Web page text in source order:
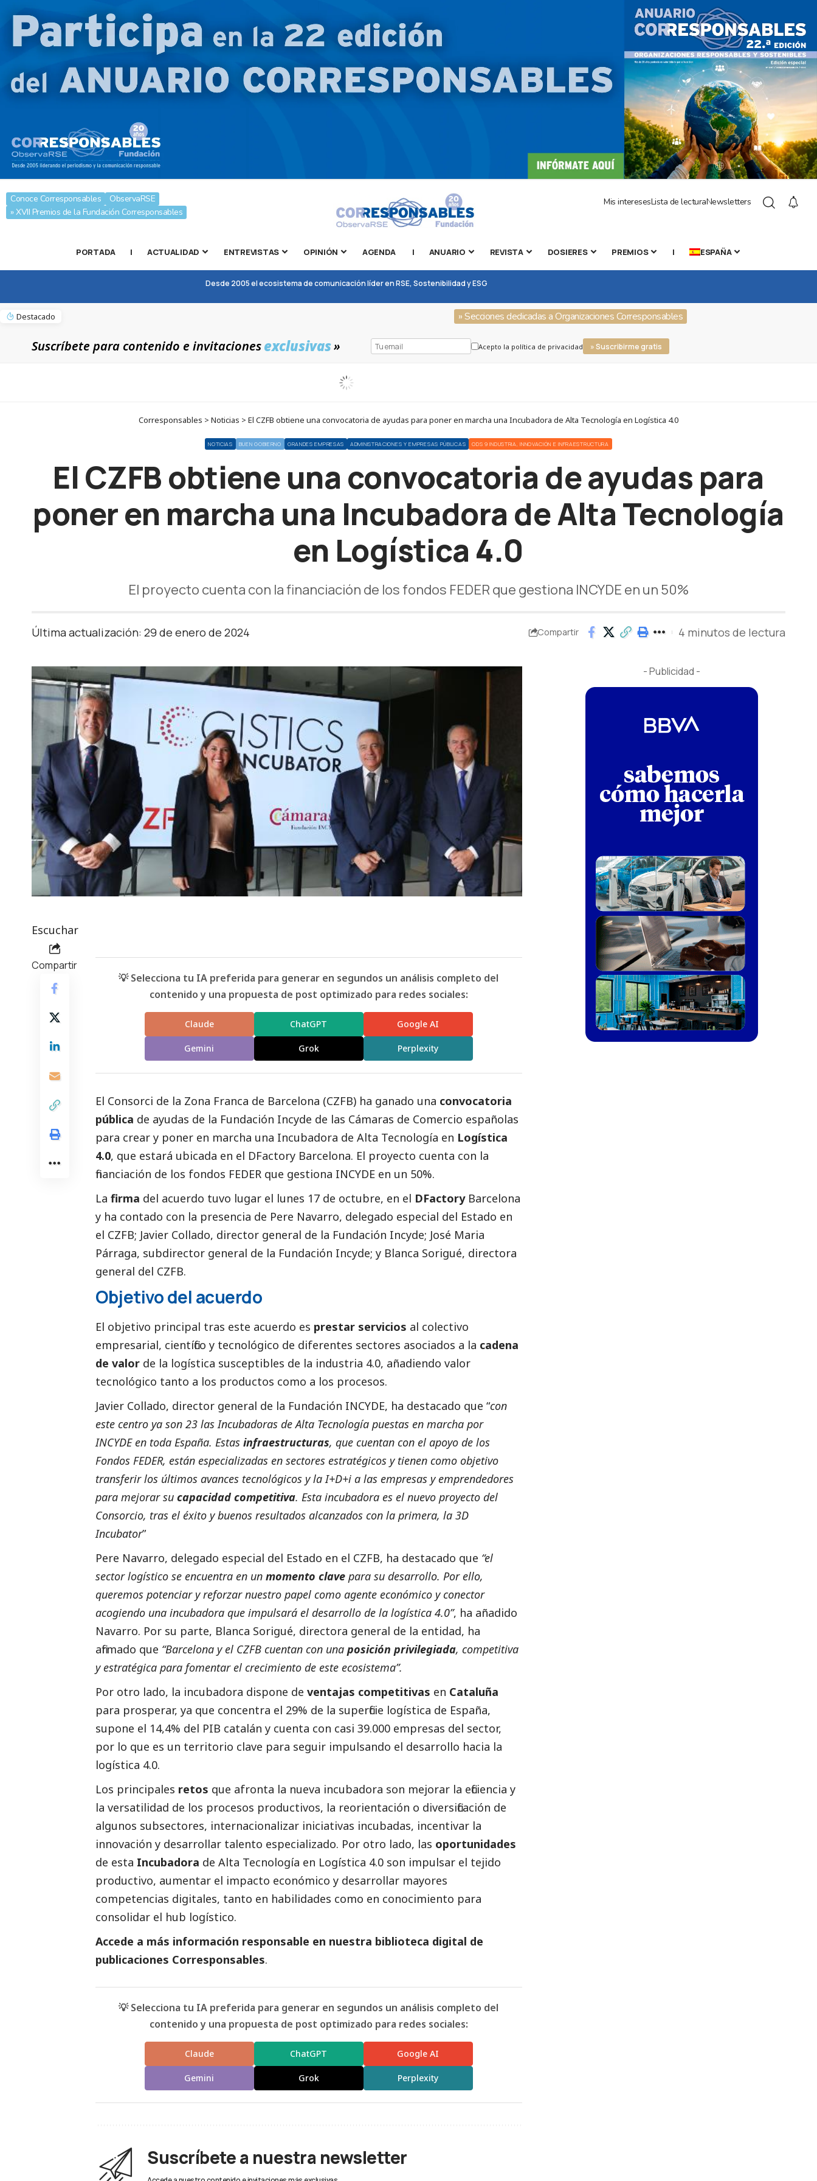
Conoce Corresponsables
ObservaRSE
» XVII Premios de la Fundación Corresponsables
Mis interesesLista de lecturaNewsletters
PORTADA | ACTUALIDAD ENTREVISTAS OPINIÓN AGENDA | ANUARIO REVISTA DOSIERES PREMIOS | ESPAÑA
Desde 2005 el ecosistema de comunicación líder en RSE, Sostenibilidad y ESG
Destacado » Secciones dedicadas a Organizaciones Corresponsables
Suscríbete para contenido e invitacionesexclusivas» Acepto la política de privacidad » Suscribirme gratis
Corresponsables > Noticias > El CZFB obtiene una convocatoria de ayudas para poner en marcha una Incubadora de Alta Tecnología en Logística 4.0
NOTICIAS BUEN GOBIERNO GRANDES EMPRESAS ADMINISTRACIONES Y EMPRESAS PÚBLICAS ODS 9 INDUSTRIA, INNOVACIÓN E INFRAESTRUCTURA
El CZFB obtiene una convocatoria de ayudas para
poner en marcha una Incubadora de Alta Tecnología
en Logística 4.0
El proyecto cuenta con la financiación de los fondos FEDER que gestiona INCYDE en un 50%
Última actualización: 29 de enero de 2024 Compartir 4 minutos de lectura
Escuchar
Compartir
💡 Selecciona tu IA preferida para generar en segundos un análisis completo del
contenido y una propuesta de post optimizado para redes sociales:
Claude ChatGPT Google AI
Gemini Grok Perplexity
El Consorci de la Zona Franca de Barcelona (CZFB) ha ganado una convocatoria
pública de ayudas de la Fundación Incyde de las Cámaras de Comercio españolas
para crear y poner en marcha una Incubadora de Alta Tecnología en Logística
4.0, que estará ubicada en el DFactory Barcelona. El proyecto cuenta con la
financiación de los fondos FEDER que gestiona INCYDE en un 50%.
La firma del acuerdo tuvo lugar el lunes 17 de octubre, en el DFactoryBarcelona
y ha contado con la presencia de Pere Navarro, delegado especial del Estado en
el CZFB; Javier Collado, director general de la Fundación Incyde; José Maria
Párraga, subdirector general de la Fundación Incyde; y Blanca Sorigué, directora
general del CZFB.
Objetivo del acuerdo
El objetivo principal tras este acuerdo es prestar servicios al colectivo
empresarial, científico y tecnológico de diferentes sectores asociados a la cadena
de valor de la logística susceptibles de la industria 4.0, añadiendo valor
tecnológico tanto a los productos como a los procesos.
Javier Collado, director general de la Fundación INCYDE, ha destacado que “con
este centro ya son 23 las Incubadoras de Alta Tecnología puestas en marcha por
INCYDE en toda España. Estas infraestructuras, que cuentan con el apoyo de los
Fondos FEDER, están especializadas en sectores estratégicos y tienen como objetivo
transferir los últimos avances tecnológicos y la I+D+i a las empresas y emprendedores
para mejorar su capacidad competitiva. Esta incubadora es el nuevo proyecto del
Consorcio, tras el éxito y buenos resultados alcanzados con la primera, la 3D
Incubator”
Pere Navarro, delegado especial del Estado en el CZFB, ha destacado que “el
sector logístico se encuentra en un momento clave para su desarrollo. Por ello,
queremos potenciar y reforzar nuestro papel como agente económico y conector
acogiendo una incubadora que impulsará el desarrollo de la logística 4.0”, ha añadido
Navarro. Por su parte, Blanca Sorigué, directora general de la entidad, ha
afirmado que “Barcelona y el CZFB cuentan con una posición privilegiada, competitiva
y estratégica para fomentar el crecimiento de este ecosistema”.
Por otro lado, la incubadora dispone de ventajas competitivas en Cataluña
para prosperar, ya que concentra el 29% de la superficie logística de España,
supone el 14,4% del PIB catalán y cuenta con casi 39.000 empresas del sector,
por lo que es un territorio clave para seguir impulsando el desarrollo hacia la
logística 4.0.
Los principales retos que afronta la nueva incubadora son mejorar la eficiencia y
la versatilidad de los procesos productivos, la reorientación o diversificación de
algunos subsectores, internacionalizar iniciativas incubadas, incentivar la
innovación y desarrollar talento especializado. Por otro lado, las oportunidades
de esta Incubadora de Alta Tecnología en Logística 4.0 son impulsar el tejido
productivo, aumentar el impacto económico y desarrollar mayores
competencias digitales, tanto en habilidades como en conocimiento para
consolidar el hub logístico.
Accede a más información responsable en nuestra biblioteca digital de
publicaciones Corresponsables.
💡 Selecciona tu IA preferida para generar en segundos un análisis completo del
contenido y una propuesta de post optimizado para redes sociales:
Claude ChatGPT Google AI
Gemini Grok Perplexity
Suscríbete a nuestra newsletter
- Publicidad -